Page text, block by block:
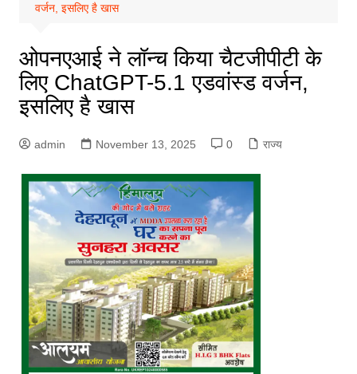
वर्जन, इसलिए है खास
ओपनएआई ने लॉन्च किया चैटजीपीटी के
लिए ChatGPT-5.1 एडवांस्ड वर्जन,
इसलिए है खास
admin November 13, 2025 0 राज्य